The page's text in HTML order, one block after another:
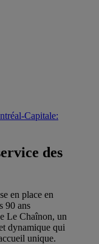
Capitale:
des
en place en
90 ans
Le Chaînon, un
dynamique qui
unique.